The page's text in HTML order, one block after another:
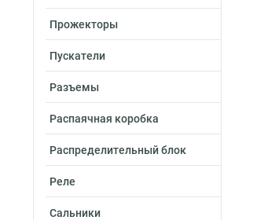
Прожекторы
Пускатели
Разъемы
Распаячная коробка
Распределительный блок
Реле
Сальники